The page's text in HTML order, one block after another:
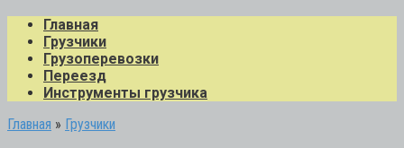
Главная
Грузчики
Грузоперевозки
Переезд
Инструменты грузчика
Главная » Грузчики